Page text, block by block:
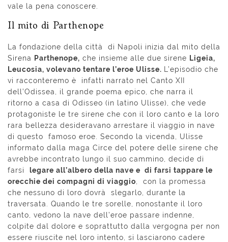
vale la pena conoscere.
Il mito di Parthenope
La fondazione della città di Napoli inizia dal mito della
Sirena
Parthenope, che insieme alle due sirene Ligeia,
Leucosia, volevano tentare l’eroe Ulisse.
L’episodio che
vi racconteremo è infatti narrato nel Canto XII
dell’Odissea, il grande poema epico, che narra il
ritorno a casa di Odisseo (in latino Ulisse), che vede
protagoniste le tre sirene che con il loro canto e la loro
rara bellezza desideravano arrestare il viaggio in nave
di questo famoso eroe. Secondo la vicenda, Ulisse
informato dalla maga Circe del potere delle sirene che
avrebbe incontrato lungo il suo cammino, decide di
farsi
legare all’albero della nave e di farsi tappare le
orecchie dei compagni di viaggio , con la promessa
che nessuno di loro dovrà slegarlo, durante la
traversata. Quando le tre sorelle, nonostante il loro
canto, vedono la nave dell’eroe passare indenne,
colpite dal dolore e soprattutto dalla vergogna per non
essere riuscite nel loro intento, si lasciarono cadere